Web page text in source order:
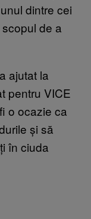
dintre cei
de a
ajutat la
pentru VICE
o ocazie ca
și să
în ciuda